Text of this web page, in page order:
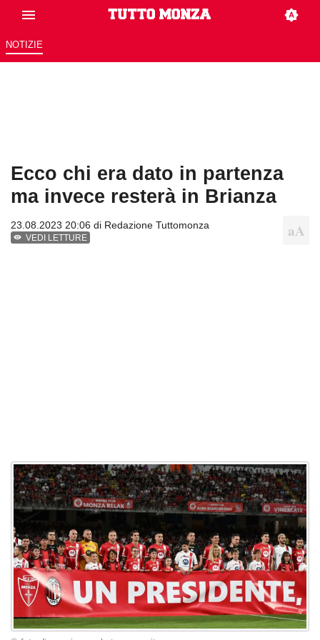
NOTIZIE
Ecco chi era dato in partenza
ma invece resterà in Brianza
23.08.2023 20:06 di Redazione Tuttomonza
VEDI LETTURE